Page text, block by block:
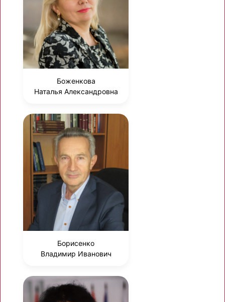
Боженкова
Наталья Александровна
Борисенко
Владимир Иванович